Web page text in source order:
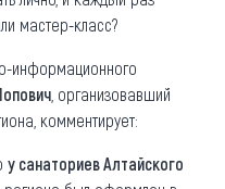
мастер-класс?
информационного
, организовавший
комментирует:
у санаториев Алтайского